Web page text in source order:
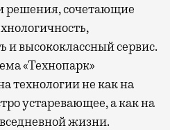
решения, сочетающие
и высококлассный сервис.
«Технопарк»
технологии не как на
устаревающее, а как на
жизни.